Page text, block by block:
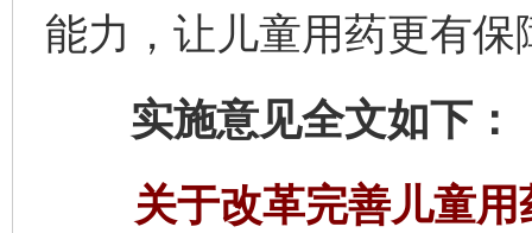
能力，让儿童用药更有保
实施意见全文如下：
关于改革完善儿童